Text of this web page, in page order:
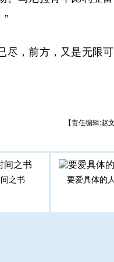
”
，前方，又是无限
【责任编辑:赵
间之书 要爱具体的人